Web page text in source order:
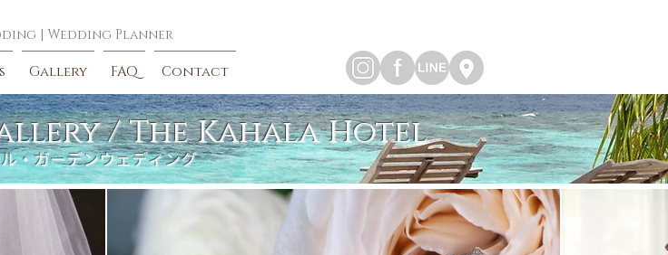
| Wedding Planner
Gallery FAQ Contact
・ガーデンウェディング
/ The Kahala Hotel